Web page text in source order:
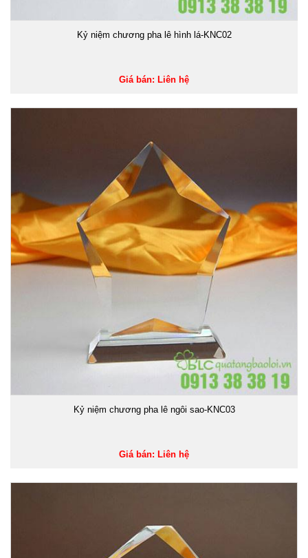
Kỷ niệm chương pha lê hình lá-KNC02
Giá bán: Liên hệ
Kỷ niệm chương pha lê ngôi sao-KNC03
Giá bán: Liên hệ